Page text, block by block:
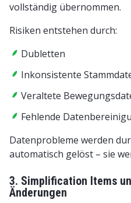
vollständig übernommen.
Risiken entstehen durch:
Dubletten
Inkonsistente
Veraltete
Fehlende
Datenprobleme werden
automatisch gelöst – sie
3. Simplification Items
Änderungen